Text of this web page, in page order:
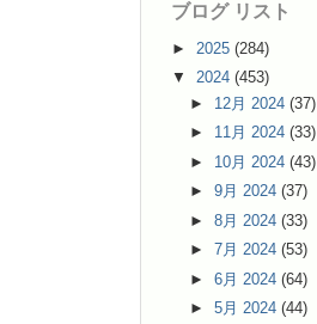
ブログ リスト
► 2025 (284)
▼ 2024 (453)
► 12月 2024(37)
► 11月 2024(33)
► 10月 2024(43)
►9月 2024(37)
►8月 2024(33)
►7月 2024(53)
►6月 2024(64)
►5月 2024(44)